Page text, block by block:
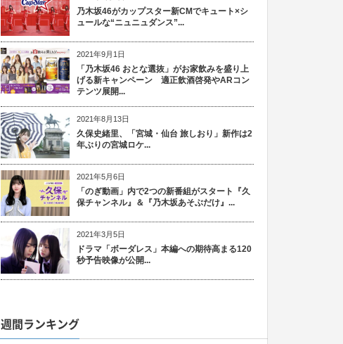
乃木坂46がカップスター新CMでキュート×シ
ュールな“ニュニュダンス”...
2021年9月1日
「乃木坂46 おとな選抜」がお家飲みを盛り上
げる新キャンペーン 適正飲酒啓発やARコン
テンツ展開...
2021年8月13日
久保史緒里、「宮城・仙台 旅しおり」新作は2
年ぶりの宮城ロケ...
2021年5月6日
「のぎ動画」内で2つの新番組がスタート『久
保チャンネル』＆『乃木坂あそぶだけ』...
2021年3月5日
ドラマ「ボーダレス」本編への期待高まる120
秒予告映像が公開...
週間ランキング